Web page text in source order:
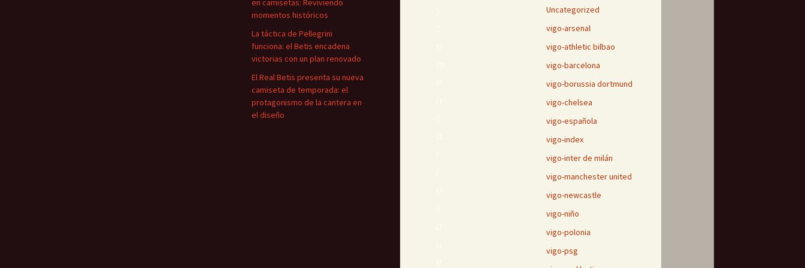
Uncategorized
vigo-arsenal
vigo-athletic bilbao
vigo-barcelona
vigo-borussia dortmund
vigo-chelsea
vigo-española
vigo-index
vigo-inter de milán
vigo-manchester united
vigo-newcastle
vigo-niño
vigo-polonia
vigo-psg
en camisetas: Reviviendo
momentos históricos
La táctica de Pellegrini
funciona: el Betis encadena
victorias con un plan renovado
El Real Betis presenta su nueva
camiseta de temporada: el
protagonismo de la cantera en
el diseño